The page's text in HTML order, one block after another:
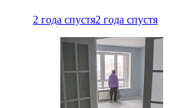
2 года спустя2 года спустя